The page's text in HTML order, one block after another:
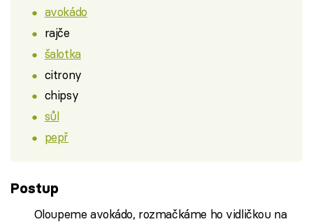
avokádo
rajče
šalotka
citrony
chipsy
sůl
pepř
Postup
Oloupeme avokádo, rozmačkáme ho vidličkou na